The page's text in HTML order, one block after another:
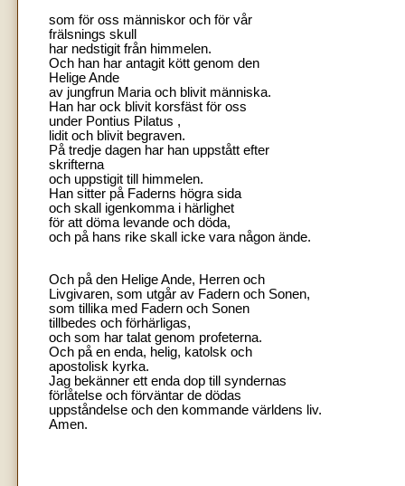
som för oss människor och för vår
frälsnings skull
har nedstigit från himmelen.
Och han har antagit kött genom den
Helige Ande
av jungfrun Maria och blivit människa.
Han har ock blivit korsfäst för oss
under Pontius Pilatus ,
lidit och blivit begraven.
På tredje dagen har han uppstått efter
skrifterna
och uppstigit till himmelen.
Han sitter på Faderns högra sida
och skall igenkomma i härlighet
för att döma levande och döda,
och på hans rike skall icke vara någon ände.
Och på den Helige Ande, Herren och
Livgivaren, som utgår av Fadern och Sonen,
som tillika med Fadern och Sonen
tillbedes och förhärligas,
och som har talat genom profeterna.
Och på en enda, helig, katolsk och
apostolisk kyrka.
Jag bekänner ett enda dop till syndernas
förlåtelse och förväntar de dödas
uppståndelse och den kommande världens liv.
Amen.